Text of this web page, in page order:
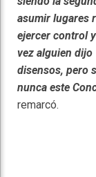
asumir lugares
ejercer control
vez alguien dijo
disensos, pero
nunca este
remarcó.